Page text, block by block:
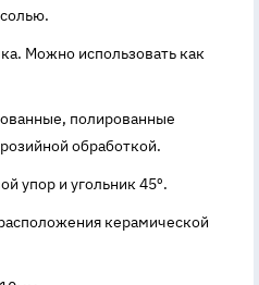
Можно использовать как
полированные
обработкой.
упор и угольник 45º.
керамической